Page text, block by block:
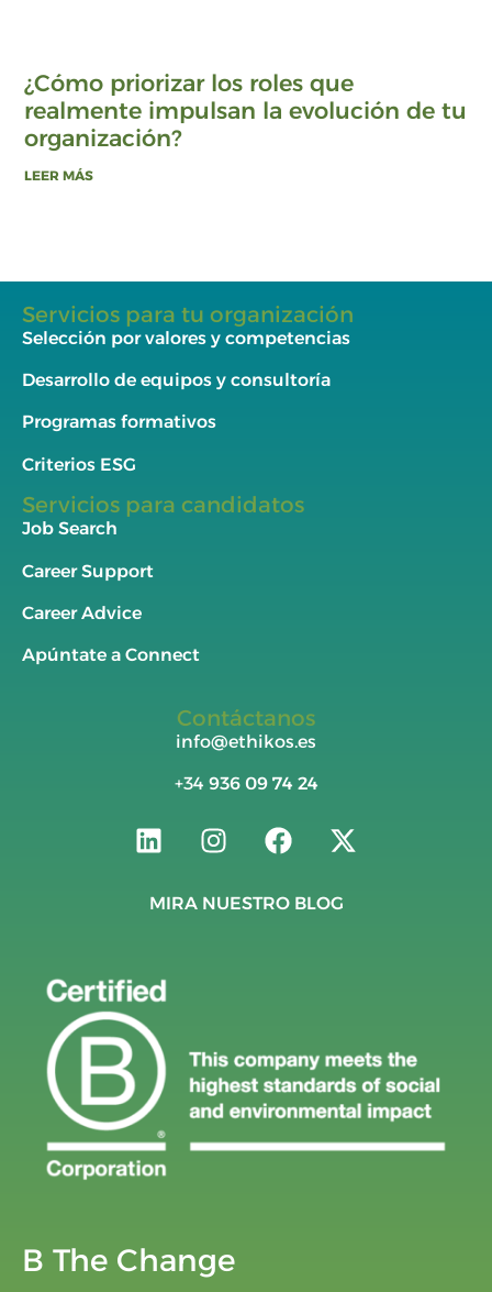
¿Cómo priorizar los roles que
realmente impulsan la evolución de tu
organización?
LEER MÁS
Servicios para tu organización
Selección por valores y competencias
Desarrollo de equipos y consultoría
Programas formativos
Criterios ESG
Servicios para candidatos
Job Search
Career Support
Career Advice
Apúntate a Connect
Contáctanos
info@ethikos.es
+34 936 09 74 24
MIRA NUESTRO BLOG
B The Change